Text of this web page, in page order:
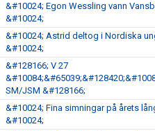
&#10024; Egon Wessling vann
&#10024;
&#10024; Astrid deltog i Nordiska
&#10024;
&#128166; V 27
SM/JSM &#128166;
&#10024; Fina simningar på årets
&#10024;